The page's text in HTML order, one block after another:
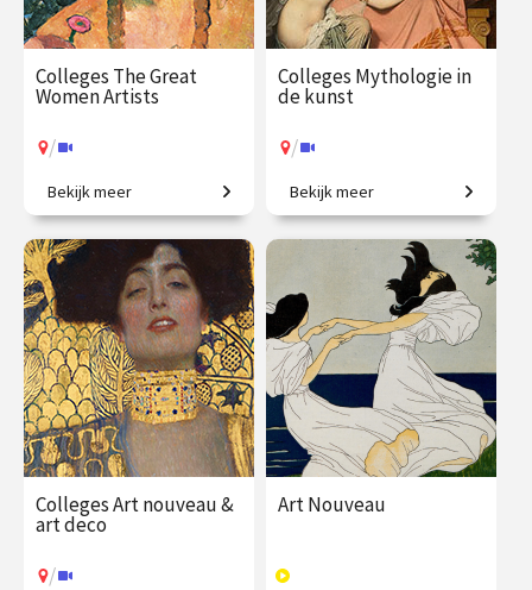
Colleges The Great
Women Artists
/
Vrouwen in de
kunstgeschiedenis, van
Judith Leyster tot Nan
Goldin.
€ 345.00
vanaf 21
sep.
/ Op locatie of online
Bekijk meer
Colleges Mythologie in
de kunst
/
Griekse en Romeinse goden
bewijzen hun
onsterfelijkheid.
€ 345.00
vanaf 22
sep.
/ Op locatie of online
Bekijk meer
Colleges Art nouveau &
art deco
/
Art Nouveau